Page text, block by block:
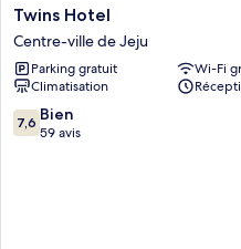
Twins
Hotel
Centre-
ville
de
Jeju
Twins Hotel
Centre-ville de Jeju
Parking gratuit
Wi-Fi
Climatisation
7.6
sur
7,6 Bien
59 avis